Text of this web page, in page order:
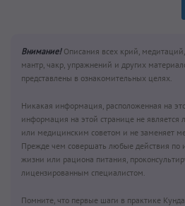
Внимание!Описания всех крий, медитаций,
мантр, чакр, упражнений и других
представлены в ознакомительных целях.
Никакая информация, расположенная на
информация на этой странице не является
или медицинским советом и не заменяет
Прежде чем совершать любые действия по
жизни или рациона питания,
лицензированным специалистом.
Помните, что первые шаги в практике